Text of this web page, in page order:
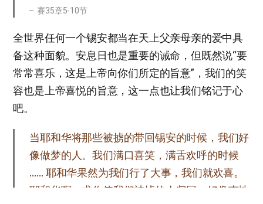
赛35章5-10节
全世界任何一个锡安都当在天上父亲母亲的爱中具
备这种面貌。安息日也是重要的诫命，但既然说“要
常常喜乐，这是上帝向你们所定的旨意”，我们的笑
容也是上帝喜悦的旨意，这一点也让我们铭记于心
吧。
当耶和华将那些被掳的带回锡安的时候，我们好
像做梦的人。我们满口喜笑，满舌欢呼的时候
…… 耶和华果然为我们行了大事，我们就欢喜。
耶和华啊，求你使我们被掳的人归回，好像南地